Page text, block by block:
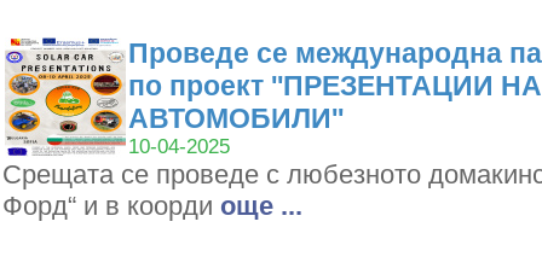
Проведе се международна
по проект ''ПРЕЗЕНТАЦИИ
АВТОМОБИЛИ''
10-04-2025
Срещата се проведе с любезното
Форд“ и в коорди oще ...